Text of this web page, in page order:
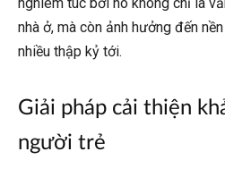
nghiêm túc bởi nó không chỉ là
nhà ở, mà còn ảnh hưởng đến
nhiều thập kỷ tới.
Giải pháp cải thiện
người trẻ